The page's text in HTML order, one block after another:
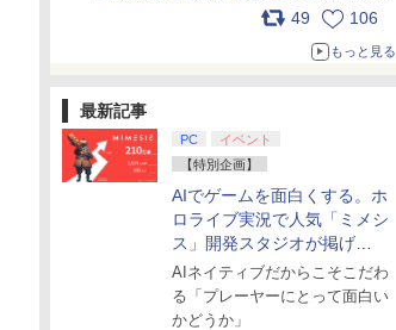
も発表 pic.x.com/BAYsMfUfUC
49 106
もっと見る
最新記事
PC
イベント
【特別企画】
AIでゲームを面白くする。ホ
ロライブ実況で人気「ミメシ
ス」開発スタジオが掲げ
る“AI活用の信念”とは？【講
演レポート】
AIネイティブだからこそこだわ
る「プレーヤーにとって面白い
かどうか」